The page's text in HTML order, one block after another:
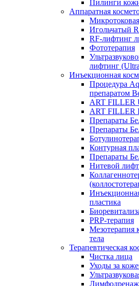
Пилинги
Аппаратная
Игольчатый
RF-лифтинг
Фототерапия
лифтинг
Инъекционная
Процедура
препаратом
ART FILLER
ART FILLER
Препараты
Препараты
Контурная
Препараты
Нитевой
пластика
PRP-терапия
Мезотерапия
тела
Терапевтическая
Чистка лица
Уходы за